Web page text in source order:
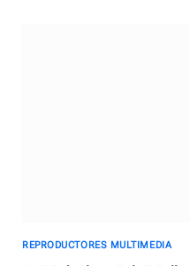
REPRODUCTORES MULTIMEDIA